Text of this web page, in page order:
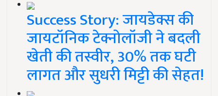
Success Story: जायडेक्स की
जायटॉनिक टेक्नोलॉजी ने बदली
खेती की तस्वीर, 30% तक घटी
लागत और सुधरी मिट्टी की सेहत!